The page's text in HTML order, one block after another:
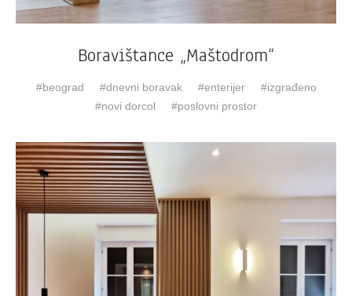
Boravištance „Maštodrom“
beograd dnevni boravak enterijer
izgrađeno
novi dorcol
poslovni prostor